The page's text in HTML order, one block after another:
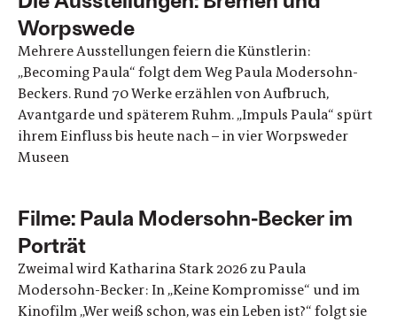
Worpswede
Mehrere Ausstellungen feiern die Künstlerin:
„Becoming Paula“ folgt dem Weg Paula Modersohn-
Beckers. Rund 70 Werke erzählen von Aufbruch,
Avantgarde und späterem Ruhm. „Impuls Paula“ spürt
ihrem Einfluss bis heute nach – in vier Worpsweder
Museen
Filme: Paula Modersohn-Becker im
Porträt
Zweimal wird Katharina Stark 2026 zu Paula
Modersohn-Becker: In „Keine Kompromisse“ und im
Kinofilm „Wer weiß schon, was ein Leben ist?“ folgt sie